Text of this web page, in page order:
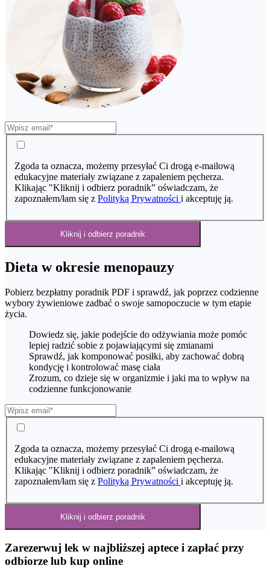
Zgoda ta oznacza, możemy przesyłać Ci drogą e-mailową
edukacyjne materiały związane z zapaleniem pęcherza.
Klikając "Kliknij i odbierz poradnik” oświadczam, że
zapoznałem/łam się z Polityką Prywatności i akceptuję ją.
Kliknij i odbierz poradnik
Dieta w okresie menopauzy
Pobierz bezpłatny poradnik PDF i sprawdź, jak poprzez codzienne
wybory żywieniowe zadbać o swoje samopoczucie w tym etapie
życia.
Dowiedz się, jakie podejście do odżywiania może pomóc
lepiej radzić sobie z pojawiającymi się zmianami
Sprawdź, jak komponować posiłki, aby zachować dobrą
kondycję i kontrolować masę ciała
Zrozum, co dzieje się w organizmie i jaki ma to wpływ na
codzienne funkcjonowanie
Zgoda ta oznacza, możemy przesyłać Ci drogą e-mailową
edukacyjne materiały związane z zapaleniem pęcherza.
Klikając "Kliknij i odbierz poradnik” oświadczam, że
zapoznałem/łam się z Polityką Prywatności i akceptuję ją.
Kliknij i odbierz poradnik
Zarezerwuj lek w najbliższej aptece i zapłać przy
odbiorze lub kup online